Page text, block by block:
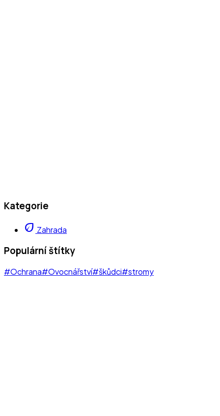
Kategorie
eco Zahrada
Populární štítky
#Ochrana#Ovocnářství#škůdci#stromy